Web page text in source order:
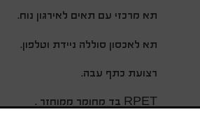
תא מרכזי עם תאים לאירגון נוח.
תא לאכסון סוללה ניידת וטלפון.
רצועת כתף עבה.
RPET בד מחומר ממוחזר .